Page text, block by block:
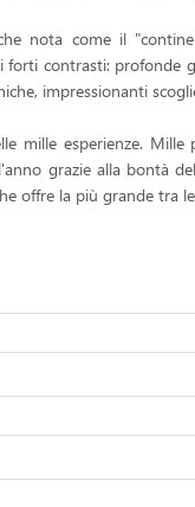
nota come il
forti contrasti: profonde
impressionanti
mille esperienze. Mille
grazie alla bontà
offre la più grande tra